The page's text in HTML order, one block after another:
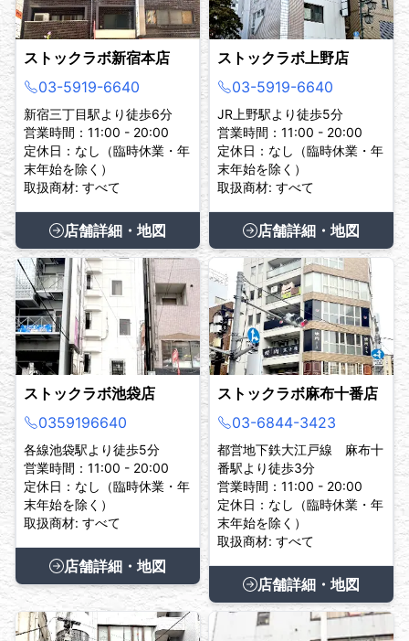
ストックラボ新宿本店
03-5919-6640
新宿三丁目駅より徒歩6分
営業時間：11:00 - 20:00
定休日：なし（臨時休業・年
末年始を除く）
取扱商材: すべて
店舗詳細・地図
ストックラボ上野店
03-5919-6640
JR上野駅より徒歩5分
営業時間：11:00 - 20:00
定休日：なし（臨時休業・年
末年始を除く）
取扱商材: すべて
店舗詳細・地図
ストックラボ池袋店
0359196640
各線池袋駅より徒歩5分
営業時間：11:00 - 20:00
定休日：なし（臨時休業・年
末年始を除く）
取扱商材: すべて
店舗詳細・地図
ストックラボ麻布十番店
03-6844-3423
都営地下鉄大江戸線 麻布十
番駅より徒歩3分
営業時間：11:00 - 20:00
定休日：なし（臨時休業・年
末年始を除く）
取扱商材: すべて
店舗詳細・地図